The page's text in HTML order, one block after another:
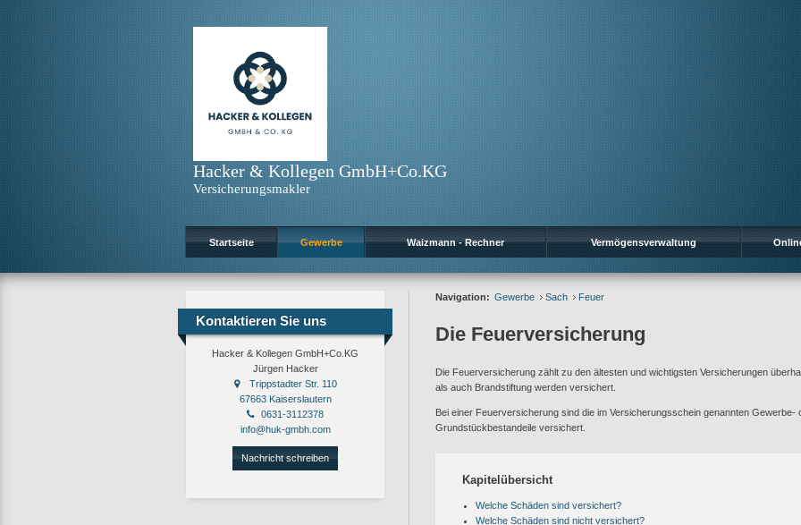
Hacker & Kollegen GmbH+Co.KG
Versicherungsmakler
Startseite Gewerbe Waizmann - Rechner Vermögensverwaltung
Kontaktieren Sie uns
Hacker & Kollegen GmbH+Co.KG
Jürgen Hacker
Trippstadter Str. 110
67663 Kaiserslautern
0631-3112378
info@huk-gmbh.com
Nachricht schreiben
Navigation: Gewerbe Sach Feuer
Die Feuerversicherung
Die Feuerversicherung zählt zu den ältesten und wichtigsten Versicherungen
als auch Brandstiftung werden versichert.
Bei einer Feuerversicherung sind die im Versicherungsschein genannten Gewerbe-
Grundstückbestandeile versichert.
Kapitelübersicht
Welche Schäden sind versichert?
Welche Schäden sind nicht versichert?